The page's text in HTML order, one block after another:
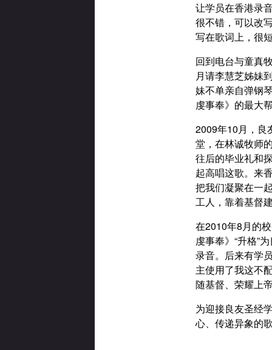
让学员在香港录
很不错，可以改
写在歌词上，很
回到电台与童真
月请李慧芝姊妹
妹不单亲自弹钢
虔事奉》的最大
2009年10月，良
堂，在林诚牧师
往后的毕业礼和
起高唱这歌。来
把我们凝聚在一
工人，靠着基督
在2010年8月的
虔事奉》“升格”
录音。后来有学
主使用了我这不
随基督、荣耀上
为迎接良友圣经
心、传递异象的